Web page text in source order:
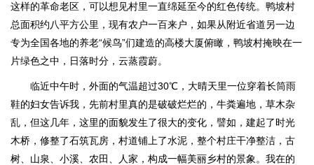
这样的革命老区，可以想见村里一直绵延至今的红色传统。鸭坡村
总面积约八平方公里，现有农户一百来户，如果从附近省道另一边
专为全国各地的养老“候鸟”们建造的高楼大厦俯瞰，鸭坡村掩映在一
片绿色之中，日落时分，云蒸霞蔚。
临近中午时，外面的气温超过30℃，大晴天里一位穿着长筒雨
鞋的妇女告诉我，先前村里真的是破破烂烂的，牛粪遍地，草木杂
乱，但这几年，这里的面貌发生了很大的变化，譬如，建起了时光
木桥，修整了石筑瓦房，村道铺上了水泥，整个村庄干净整洁，古
树、山泉、小溪、农田、人家，构成一幅美丽乡村的景象。我在的